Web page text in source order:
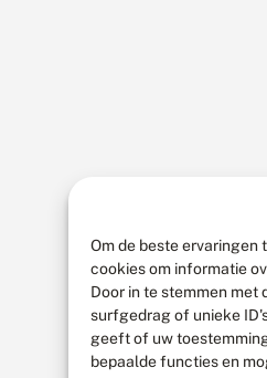
Om de beste ervaringen
cookies om informatie
Door in te stemmen
surfgedrag of unieke
geeft of uw
bepaalde functies en